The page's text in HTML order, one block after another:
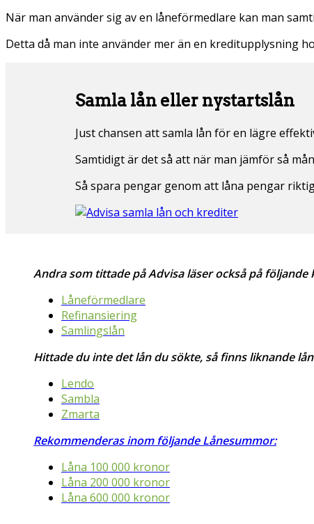
När man använder sig av en låneförmedlare kan man
Detta då man inte använder mer än en kreditupplysning
Samla lån eller nystartslån
Just chansen att samla lån för en lägre
Samtidigt är det så att när man jämför så
Så spara pengar genom att låna pengar
Andra som tittade på Advisa läser också på följande
Låneförmedlare
Refinansiering
Samlingslån
Hittade du inte det lån du sökte, så finns liknande
Lendo
Sambla
Zmarta
Rekommenderas inom följande Lånesummor:
Låna 100 000 kronor
Låna 200 000 kronor
Låna 600 000 kronor